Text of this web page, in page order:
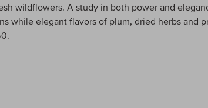
wildflowers. A study in both power and
while elegant flavors of plum, dried herbs and